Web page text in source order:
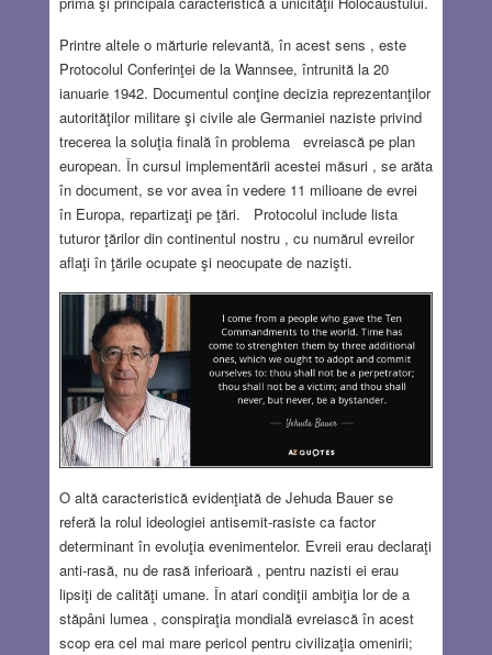
Printre altele o mărturie relevantă, în acest sens , este
Protocolul Conferinţei de la Wannsee, întrunită la 20
ianuarie 1942. Documentul conţine decizia reprezentanţilor
autorităţilor militare şi civile ale Germaniei naziste privind
trecerea la soluţia finală în problema evreiască pe plan
european. În cursul implementării acestei măsuri , se arăta
în document, se vor avea în vedere 11 milioane de evrei
în Europa, repartizaţi pe ţări. Protocolul include lista
tuturor ţărilor din continentul nostru , cu numărul evreilor
aflaţi în ţările ocupate şi neocupate de nazişti.
O altă caracteristică evidenţiată de Jehuda Bauer se
referă la rolul ideologiei antisemit-rasiste ca factor
determinant în evoluţia evenimentelor. Evreii erau declaraţi
anti-rasă, nu de rasă inferioară , pentru nazisti ei erau
lipsiţi de calităţi umane. În atari condiţii ambiţia lor de a
stăpâni lumea , conspiraţia mondială evreiască în acest
scop era cel mai mare pericol pentru civilizaţia omenirii;